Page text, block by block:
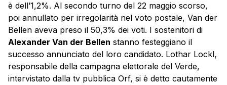
è dell’1,2%. Al secondo turno del 22 maggio scorso,
poi annullato per irregolarità nel voto postale, Van der
Bellen aveva preso il 50,3% dei voti. I sostenitori di
Alexander Van der Bellen stanno festeggiano il
successo annunciato del loro candidato. Lothar Lockl,
responsabile della campagna elettorale del Verde,
intervistato dalla tv pubblica Orf, si è detto cautamente